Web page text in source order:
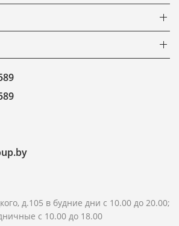
д.105 в будние дни с 10.00 до 20.00;
с 10.00 до 18.00